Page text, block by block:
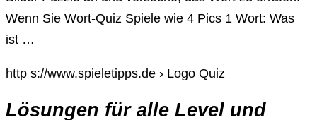
Wenn Sie Wort-Quiz Spiele wie 4 Pics 1 Wort: Was
ist …
http s://www.spieletipps.de › Logo Quiz
Lösungen für alle Level und